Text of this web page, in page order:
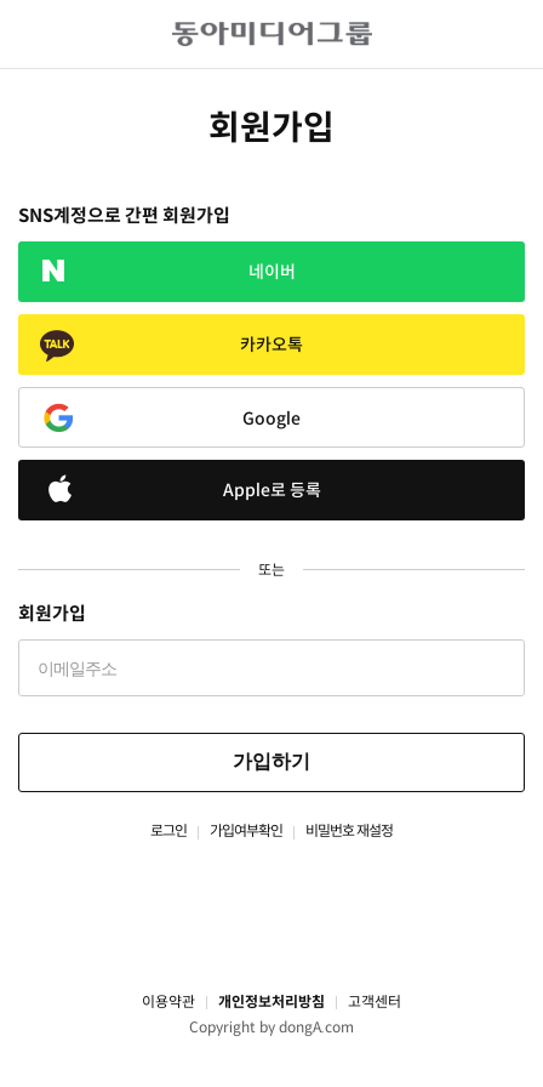
회원가입
SNS계정으로 간편 회원가입
네이버
카카오톡
Google
Apple로 등록
또는
회원가입
가입하기
로그인 가입여부확인 비밀번호 재설정
이용약관 개인정보처리방침
고객센터
Copyright by dongA.com